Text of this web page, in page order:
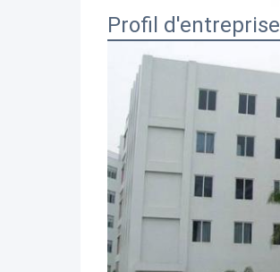
Profil d'entreprise